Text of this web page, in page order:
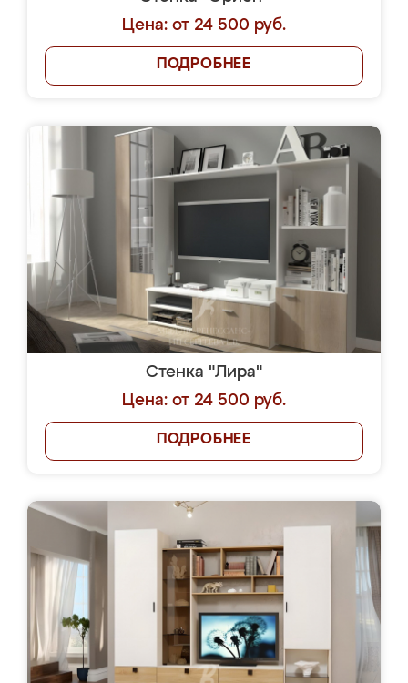
Цена: от 24 500 руб.
ПОДРОБНЕЕ
Стенка "Лира"
Цена: от 24 500 руб.
ПОДРОБНЕЕ